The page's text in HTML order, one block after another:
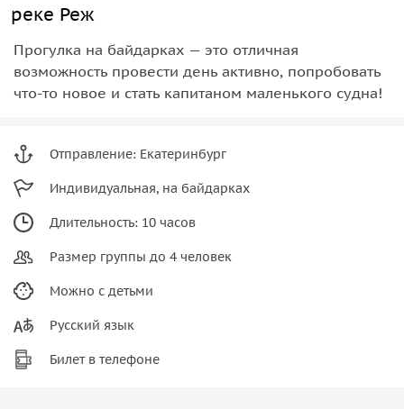
реке Реж
Прогулка на байдарках — это отличная
возможность провести день активно, попробовать
что-то новое и стать капитаном маленького судна!
Отправление: Екатеринбург
Индивидуальная, на байдарках
Длительность: 10 часов
Размер группы до 4 человек
Можно с детьми
Русский язык
Билет в телефоне